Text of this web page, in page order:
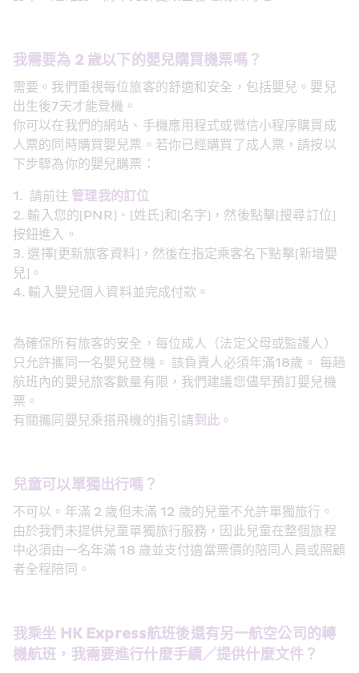
我需要為 2 歲以下的嬰兒購買機票嗎？
需要。我們重視每位旅客的舒適和安全，包括嬰兒。嬰兒
出生後7天才能登機。
你可以在我們的網站、手機應用程式或微信小程序購買成
人票的同時購買嬰兒票。若你已經購買了成人票，請按以
下步驟為你的嬰兒購票：
1.  請前往 管理我的訂位
2. 輸入您的[PNR]、[姓氏]和[名字]，然後點擊[搜尋訂位]
按鈕進入。
3. 選擇[更新旅客資料]，然後在指定乘客名下點擊[新增嬰
兒]。
4. 輸入嬰兒個人資料並完成付款。
為確保所有旅客的安全，每位成人（法定父母或監護人）
只允許攜同一名嬰兒登機。 該負責人必須年滿18歲。 每趟
航班內的嬰兒旅客數量有限，我們建議您儘早預訂嬰兒機
票。
有關攜同嬰兒乘搭飛機的指引請到此 。
兒童可以單獨出行嗎？
不可以。年滿 2 歲但未滿 12 歲的兒童不允許單獨旅行。
由於我們未提供兒童單獨旅行服務，因此兒童在整個旅程
中必須由一名年滿 18 歲並支付適當票價的陪同人員或照顧
者全程陪同。
我乘坐 HK Express航班後還有另一航空公司的轉
機航班，我需要進行什麼手續／提供什麼文件？